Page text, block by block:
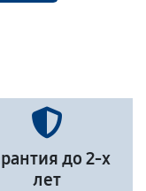
до 2-х
лет